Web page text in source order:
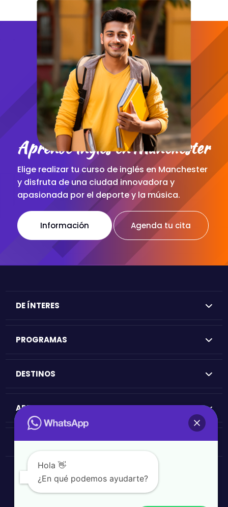
Aprende Inglés en Manchester
Elige realizar tu curso de inglés en Manchester
y disfruta de una ciudad innovadora y
apasionada por el deporte y la música.
Información Agenda tu cita
DE ÍNTERES
PROGRAMAS
DESTINOS
APRENDE
OTROS SERVICIOS
Políticas de privacidad
Términos y condiciones
Hola 👋
¿En qué podemos ayudarte?